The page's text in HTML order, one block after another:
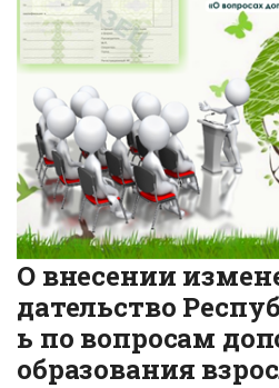
О внесении
дательство
ь по вопросам
образования